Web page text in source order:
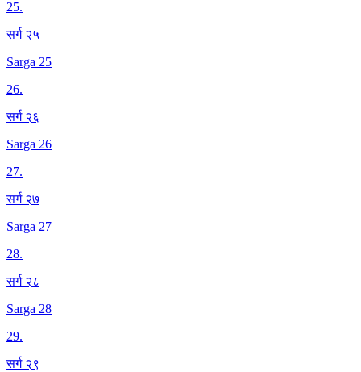
25.
सर्ग २५
Sarga 25
26.
सर्ग २६
Sarga 26
27.
सर्ग २७
Sarga 27
28.
सर्ग २८
Sarga 28
29.
सर्ग २९